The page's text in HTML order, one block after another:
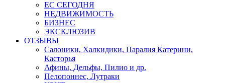
ЕС СЕГОДНЯ
НЕДВИЖИМОСТЬ
БИЗНЕС
ЭКСКЛЮЗИВ
ОТЗЫВЫ
Салоники, Халкидики, Паралия Катерини,
Касторья
Афины, Дельфы, Пилио и др.
Пелопоннес, Лутраки